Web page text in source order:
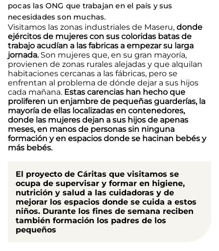
pocas las ONG que trabajan en el país y sus
necesidades son muchas.
Visitamos las zonas industriales de Maseru, donde
ejércitos de mujeres con sus coloridas batas de
trabajo acudían a las fabricas a empezar su larga
jornada.Son mujeres que, en su gran mayoría,
provienen de zonas rurales alejadas y que alquilan
habitaciones cercanas a las fábricas, pero se
enfrentan al problema de dónde dejar a sus hijos
cada mañana. Estas carencias han hecho que
proliferen un enjambre de pequeñas guarderías, la
mayoría de ellas localizadas en contenedores,
donde las mujeres dejan a sus hijos de apenas
meses, en manos de personas sin ninguna
formación y en espacios donde se hacinan bebés y
más bebés.
El proyecto de Cáritas que visitamos se
ocupa de supervisar y formar en higiene,
nutrición y salud a las cuidadoras y de
mejorar los espacios donde se cuida a estos
niños. Durante los fines de semana reciben
también formación los padres de los
pequeños